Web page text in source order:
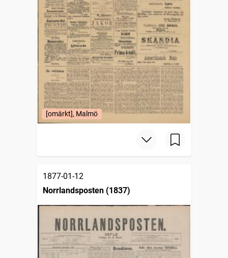
[omärkt], Malmö
1877-01-12
Norrlandsposten (1837)